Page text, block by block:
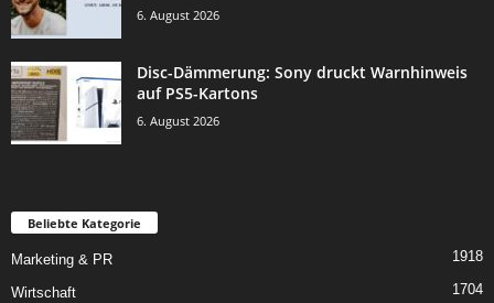
6. August 2026
Disc-Dämmerung: Sony druckt Warnhinweis
auf PS5-Kartons
6. August 2026
Beliebte Kategorie
Marketing & PR 1918
Wirtschaft 1704